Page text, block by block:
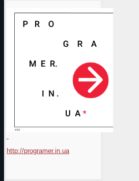
http://programer.in.ua